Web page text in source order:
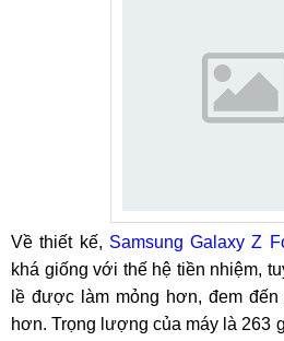
Về thiết kế, Samsung Galaxy Z
khá giống với thế hệ tiền nhiệm,
lề được làm mỏng hơn, đem
hơn. Trọng lượng của máy là 263